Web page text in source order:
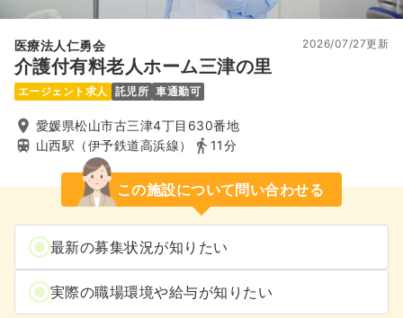
医療法人仁勇会
介護付有料老人ホーム三津の里
2026/07/27更新
エージェント求人 託児所 車通勤可
愛媛県松山市古三津4丁目630番地
山西駅（伊予鉄道高浜線）
11分
この施設について問い合わせる
最新の募集状況が知りたい
実際の職場環境や給与が知りたい